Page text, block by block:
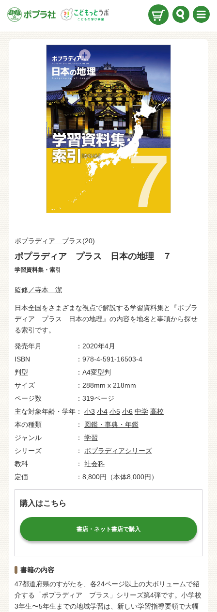
ュー
ポプラディア プラス(20)
ポプラディア プラス 日本の地理 ７
学習資料集・索引
監修／寺本 潔
日本全国をさまざまな視点で解説する学習資料集と『ポプラ
ディア プラス 日本の地理』の内容を地名と事項から探せ
る索引です。
発売年月
2020年4月
ISBN
978-4-591-16503-4
判型
A4変型判
サイズ
288mm x 218mm
ページ数
319ページ
主な対象年齢・学年
小3 小4 小5 小6 中学 高校
本の種類
図鑑・事典・年鑑
ジャンル
学習
シリーズ
ポプラディアシリーズ
教科
社会科
定価
8,800円（本体8,000円）
購入はこちら
書店・ネット書店で購入
書籍の内容
47都道府県のすがたを、各24ページ以上の大ボリュームで紹
介する「ポプラディア プラス」シリーズ第4弾です。小学校
3年生〜5年生までの地域学習は、新しい学習指導要領で大幅